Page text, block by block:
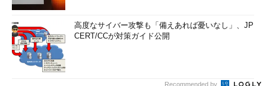
高度なサイバー攻撃も「備えあれば憂いなし」、JP
CERT/CCが対策ガイド公開
Recommended by